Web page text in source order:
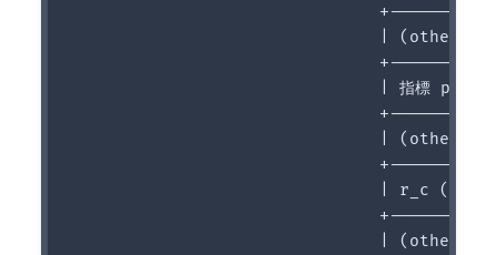
| (other
| 指標 p
| (other
| r_c (1
| (other